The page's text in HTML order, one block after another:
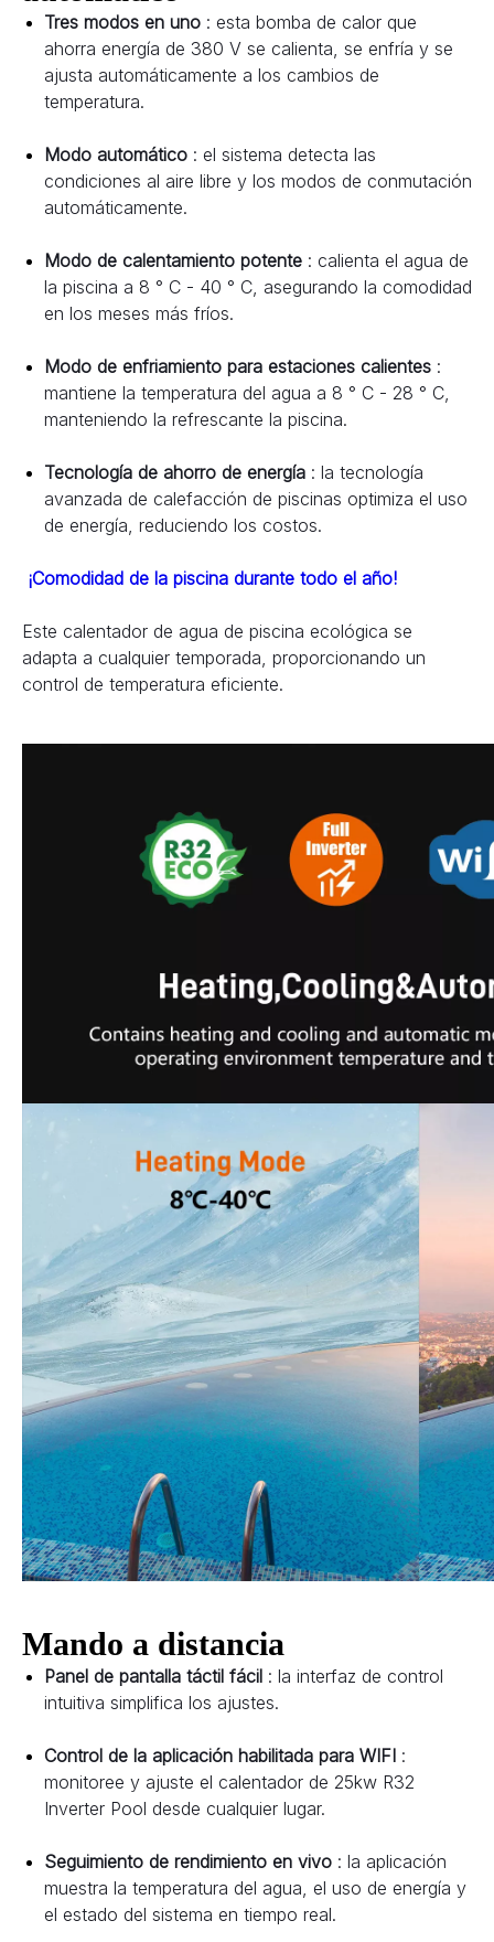
Tres modos en uno : esta bomba de calor que
ahorra energía de 380 V se calienta, se enfría y se
ajusta automáticamente a los cambios de
temperatura.
Modo automático : el sistema detecta las
condiciones al aire libre y los modos de conmutación
automáticamente.
Modo de calentamiento potente : calienta el agua de
la piscina a 8 ° C - 40 ° C, asegurando la comodidad
en los meses más fríos.
Modo de enfriamiento para estaciones calientes :
mantiene la temperatura del agua a 8 ° C - 28 ° C,
manteniendo la refrescante la piscina.
Tecnología de ahorro de energía : la tecnología
avanzada de calefacción de piscinas optimiza el uso
de energía, reduciendo los costos.
¡Comodidad de la piscina durante todo el año!
Este calentador de agua de piscina ecológica se
adapta a cualquier temporada, proporcionando un
control de temperatura eficiente.
Mando a distancia
Panel de pantalla táctil fácil : la interfaz de control
intuitiva simplifica los ajustes.
Control de la aplicación habilitada para WIFI :
monitoree y ajuste el calentador de 25kw R32
Inverter Pool desde cualquier lugar.
Seguimiento de rendimiento en vivo : la aplicación
muestra la temperatura del agua, el uso de energía y
el estado del sistema en tiempo real.